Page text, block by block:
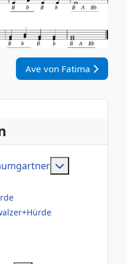
- griffschift
Nächster Beitrag: Ave
Ave von Fatima